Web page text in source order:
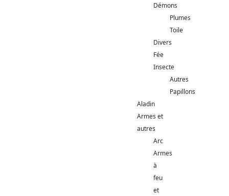
Démons
Plumes
Toile
Divers
Fée
Insecte
Autres
Papillons
Aladin
Armes et
autres
Arc
Armes
à
feu
et